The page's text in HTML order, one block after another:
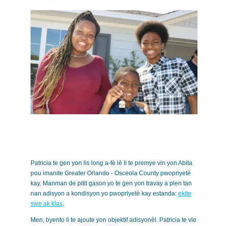
Patricia te gen yon lis long a-fè lè li te premye vin yon Abita
pou imanite Greater Orlando - Osceola County pwopriyetè
kay. Manman de pitit gason yo te gen yon travay a plen tan
nan adisyon a kondisyon yo pwopriyetè kay estanda: ekite
swe ak klas.
Men, byento li te ajoute yon objektif adisyonèl. Patricia te vle